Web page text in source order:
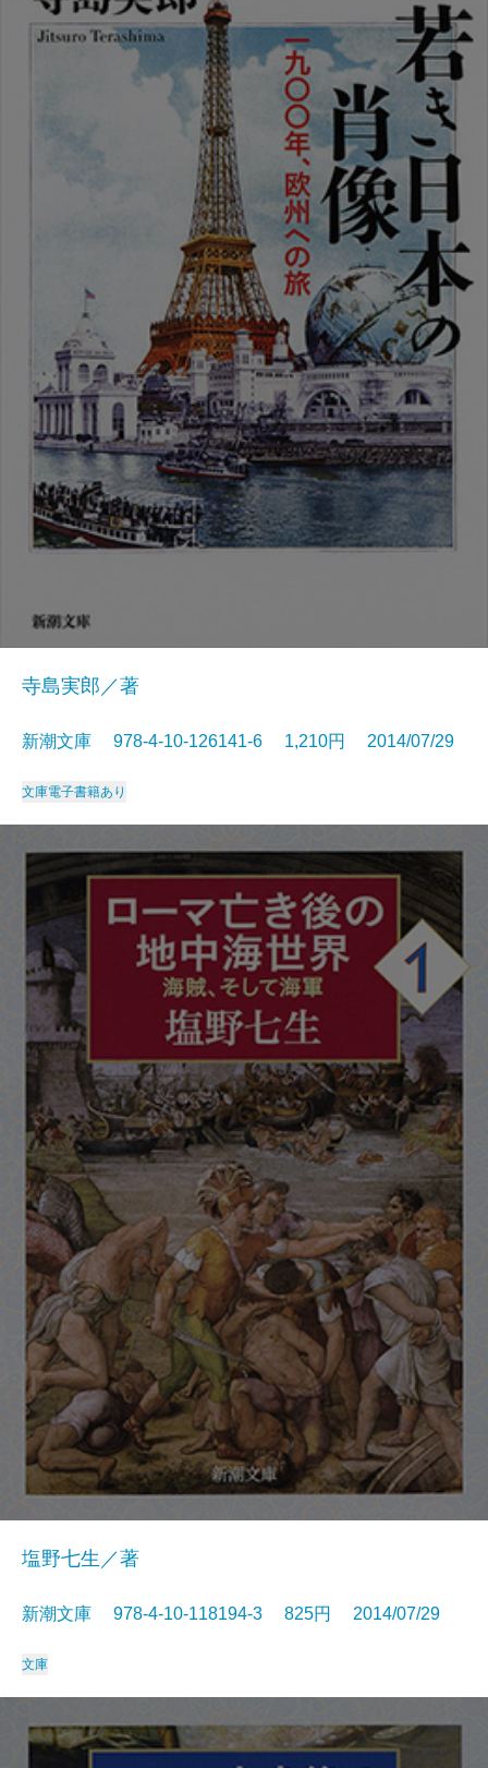
寺島実郎／著
新潮文庫 978-4-10-126141-6 1,210円 2014/07/29
文庫電子書籍あり
塩野七生／著
新潮文庫 978-4-10-118194-3 825円 2014/07/29
文庫